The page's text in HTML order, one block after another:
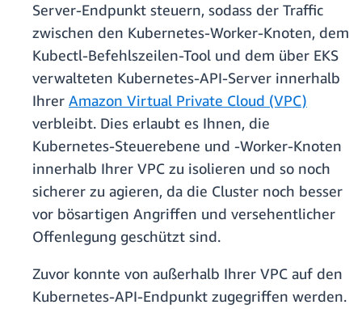
Server-Endpunkt steuern, sodass der Traffic
zwischen den Kubernetes-Worker-Knoten, dem
Kubectl-Befehlszeilen-Tool und dem über EKS
verwalteten Kubernetes-API-Server innerhalb
Ihrer Amazon Virtual Private Cloud (VPC)
verbleibt. Dies erlaubt es Ihnen, die
Kubernetes-Steuerebene und -Worker-Knoten
innerhalb Ihrer VPC zu isolieren und so noch
sicherer zu agieren, da die Cluster noch besser
vor bösartigen Angriffen und versehentlicher
Offenlegung geschützt sind.
Zuvor konnte von außerhalb Ihrer VPC auf den
Kubernetes-API-Endpunkt zugegriffen werden.